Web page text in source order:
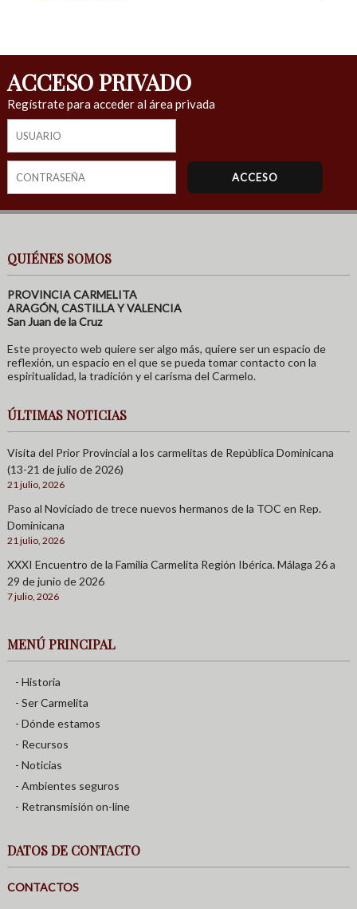
ACCESO PRIVADO
Regístrate para acceder al área privada
QUIÉNES SOMOS
PROVINCIA CARMELITA
ARAGÓN, CASTILLA Y VALENCIA
San Juan de la Cruz
Este proyecto web quiere ser algo más, quiere ser un espacio de
reflexión, un espacio en el que se pueda tomar contacto con la
espiritualidad, la tradición y el carisma del Carmelo.
ÚLTIMAS NOTICIAS
Visita del Prior Provincial a los carmelitas de República Dominicana
(13-21 de julio de 2026)
21 julio, 2026
Paso al Noviciado de trece nuevos hermanos de la TOC en Rep.
Dominicana
21 julio, 2026
XXXI Encuentro de la Familia Carmelita Región Ibérica. Málaga 26 a
29 de junio de 2026
7 julio, 2026
MENÚ PRINCIPAL
- Historia
- Ser Carmelita
- Dónde estamos
- Recursos
- Noticias
- Ambientes seguros
- Retransmisión on-line
DATOS DE CONTACTO
CONTACTOS